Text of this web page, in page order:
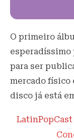
O primeiro
para ser
mercado físico
disco já está
LatinPopCast